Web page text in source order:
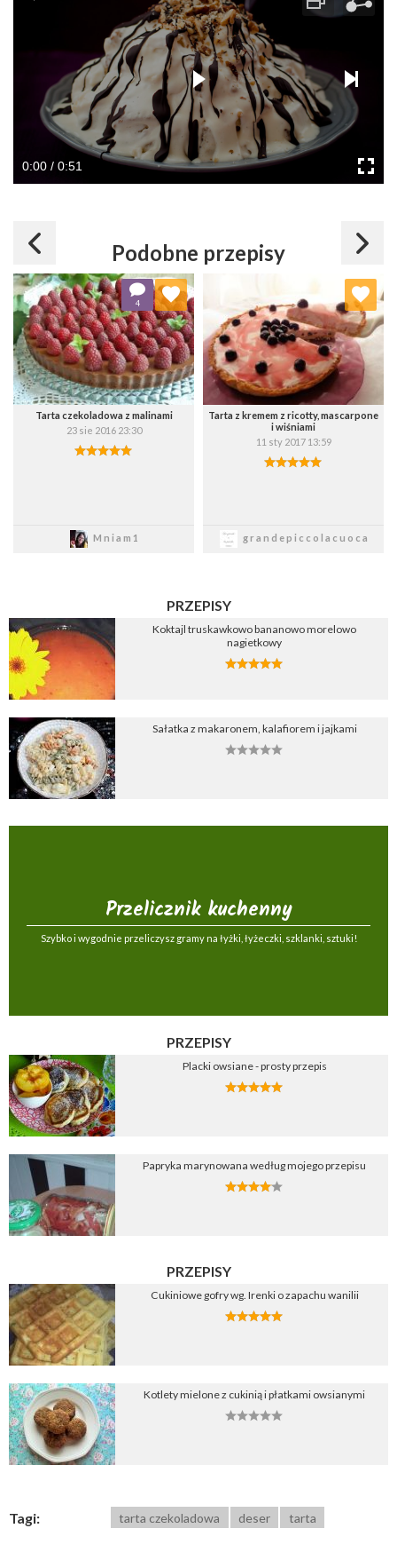
0:00 / 0:51
Podobne przepisy
Tarta czekoladowa z malinami
23 sie 2016 23:30
Mniam1
4
Dodaj do ulubionych
Wybierz listę:
Zapisz
Tarta z kremem z ricotty, mascarpone
i wiśniami
11 sty 2017 13:59
grandepiccolacuoca
Dodaj do ulubionych
Wybierz listę:
PRZEPISY
Koktajl truskawkowo bananowo morelowo
nagietkowy
Sałatka z makaronem, kalafiorem i jajkami
Przelicznik kuchenny
Szybko i wygodnie przeliczysz gramy na łyżki, łyżeczki, szklanki, sztuki!
PRZEPISY
Placki owsiane - prosty przepis
Papryka marynowana według mojego przepisu
PRZEPISY
Cukiniowe gofry wg. Irenki o zapachu wanilii
Kotlety mielone z cukinią i płatkami owsianymi
Tagi: tarta czekoladowa deser tarta